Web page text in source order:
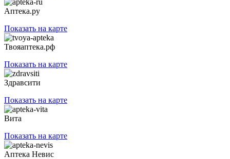
Аптека.ру
Показать на карте
Твояаптека.рф
Показать на карте
Здравсити
Показать на карте
Вита
Показать на карте
Аптека Невис